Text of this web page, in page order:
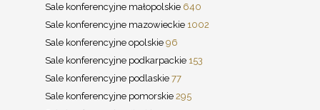
Sale konferencyjne małopolskie 640
Sale konferencyjne mazowieckie 1002
Sale konferencyjne opolskie 96
Sale konferencyjne podkarpackie 153
Sale konferencyjne podlaskie 77
Sale konferencyjne pomorskie 295